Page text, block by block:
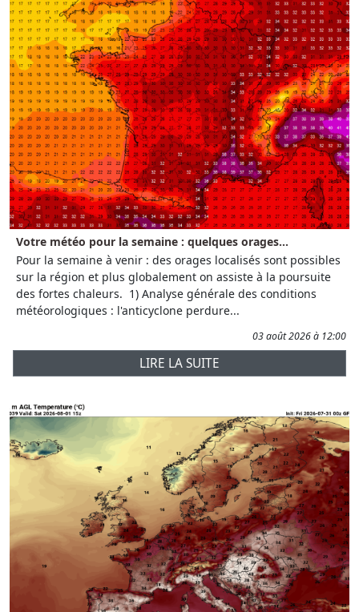
Votre météo pour la semaine : quelques orages...
Pour la semaine à venir : des orages localisés sont possibles
sur la région et plus globalement on assiste à la poursuite
des fortes chaleurs. 1) Analyse générale des conditions
météorologiques : l'anticyclone perdure...
03 août 2026 à 12:00
LIRE LA SUITE